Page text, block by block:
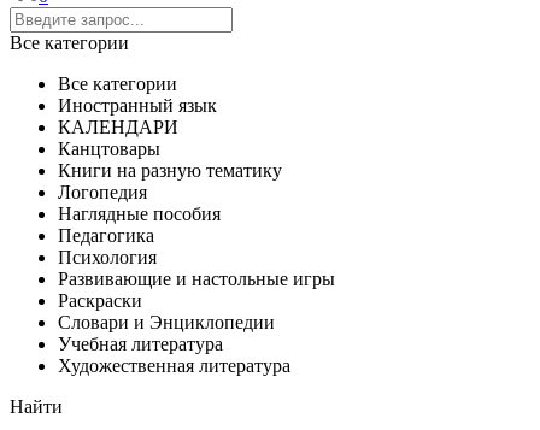
Все категории
Все категории
Иностранный язык
КАЛЕНДАРИ
Канцтовары
Книги на разную тематику
Логопедия
Наглядные пособия
Педагогика
Психология
Развивающие и настольные игры
Раскраски
Словари и Энциклопедии
Учебная литература
Художественная литература
Найти